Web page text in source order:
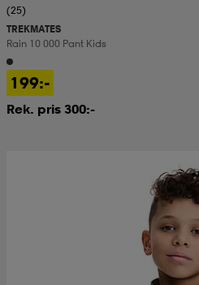
(25)
TREKMATES
Rain 10 000 Pant Kids
199:-
Rek. pris 300:-